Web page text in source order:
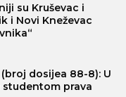
su Kruševac i
i Novi Kneževac
dosijea 88-8): U
prava